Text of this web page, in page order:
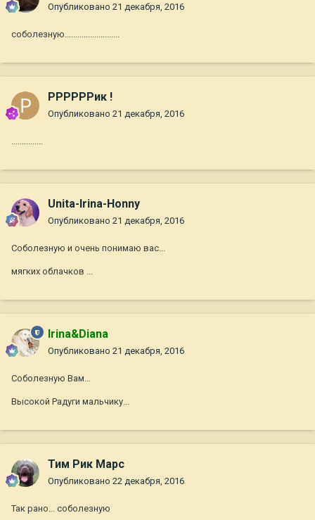
Опубликовано 21 декабря, 2016
соболезную..........................
РРРРРРик !
Опубликовано 21 декабря, 2016
...............
Unita-Irina-Honny
Опубликовано 21 декабря, 2016
Соболезную и очень понимаю вас...
мягких облачков ...
Irina&Diana
Опубликовано 21 декабря, 2016
Соболезную Вам...
Высокой Радуги мальчику...
Тим Рик Марс
Опубликовано 22 декабря, 2016
Так рано... соболезную